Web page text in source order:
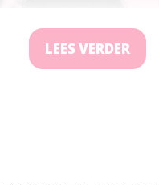
LEES VERDER